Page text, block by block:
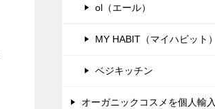
ol（エール）
MY HABIT（マイハビット）
ベジキッチン
オーガニックコスメを個人輸入